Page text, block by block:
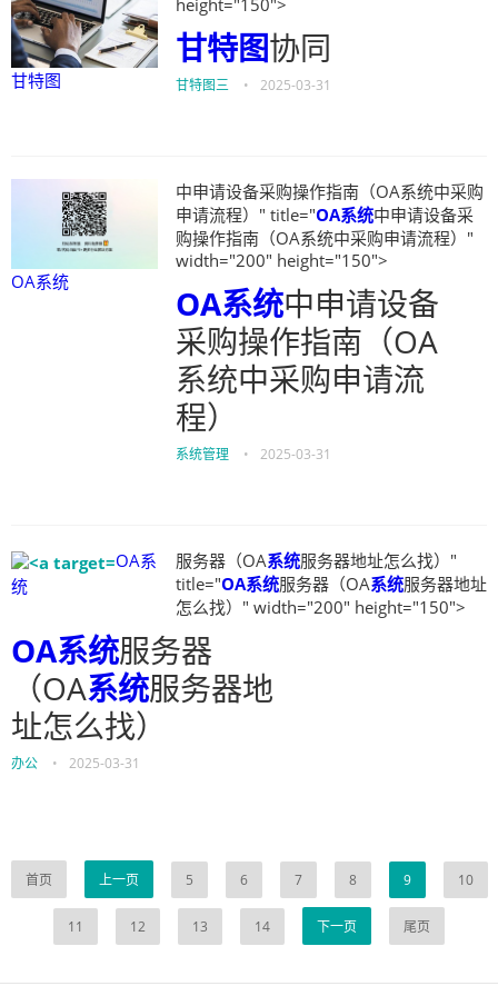
甘特图
height="150">
甘特图协同
甘特图三 • 2025-03-31
OA系统
中申请设备采购操作指南（OA系统中采购
申请流程）" title="OA系统中申请设备采
购操作指南（OA系统中采购申请流程）"
width="200" height="150">
OA系统中申请设备
采购操作指南（OA
系统中采购申请流
程）
系统管理 • 2025-03-31
OA系
统
服务器（OA系统服务器地址怎么找）"
title="OA系统服务器（OA系统服务器地址
怎么找）" width="200" height="150">
OA系统服务器
（OA系统服务器地
址怎么找）
办公 • 2025-03-31
首页 上一页 5 6 7 8 9 10
11 12 13 14 下一页 尾页